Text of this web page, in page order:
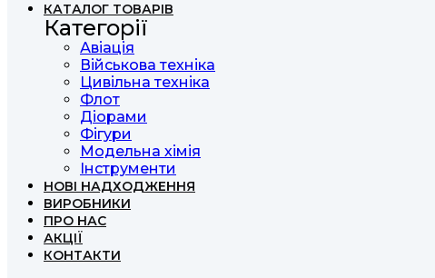
КАТАЛОГ ТОВАРІВ
Категорії
Авіація
Військова техніка
Цивільна техніка
Флот
Діорами
Фігури
Модельна хімія
Інструменти
НОВІ НАДХОДЖЕННЯ
ВИРОБНИКИ
ПРО НАС
АКЦІЇ
КОНТАКТИ